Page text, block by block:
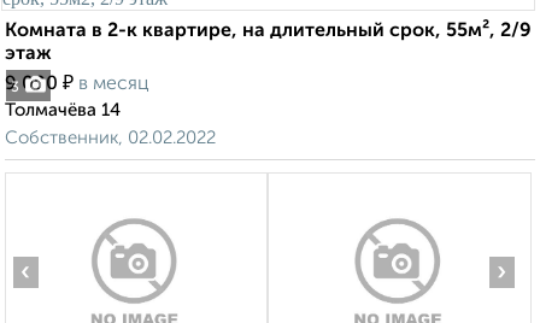
3
Комната в 2-к квартире, на длительный срок, 55м², 2/9
этаж
9 000 ₽ в месяц
Толмачёва 14
Собственник, 02.02.2022
‹ ›